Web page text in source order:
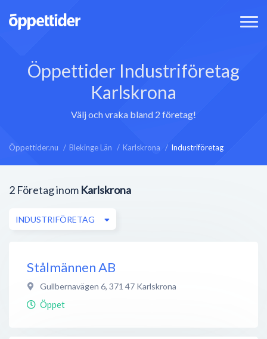
Öppettider Industriföretag
Karlskrona
Välj och vraka bland 2 företag!
Öppettider.nu Blekinge Län Karlskrona Industriföretag
2 Företag inom Karlskrona
INDUSTRIFÖRETAG
Stålmännen AB
Gullbernavägen 6, 371 47 Karlskrona
Öppet